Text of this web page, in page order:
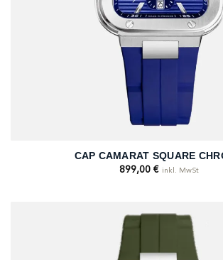
CAP CAMARAT SQUARE
899,00 € inkl. MwSt